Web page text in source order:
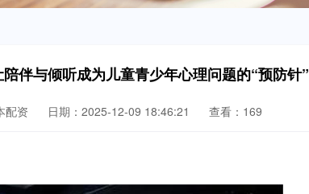
伴与倾听成为儿童青少年心理问题的“预防针”
配资 日期：2025-12-09 18:46:21 查看：169